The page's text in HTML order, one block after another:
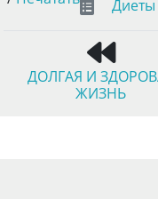
Диеты
ДОЛГАЯ И
ЖИЗНЬ